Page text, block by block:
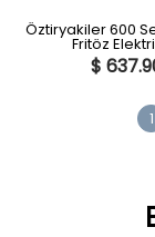
Öztiryakiler 600
Fritöz
$
1